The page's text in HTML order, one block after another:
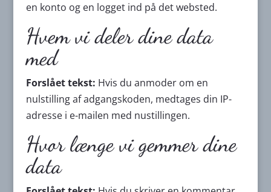
en konto og en logget ind på det websted.
Hvem vi deler dine data
med
Forslået tekst: Hvis du anmoder om en
nulstilling af adgangskoden, medtages din IP-
adresse i e-mailen med nustillingen.
Hvor længe vi gemmer dine
data